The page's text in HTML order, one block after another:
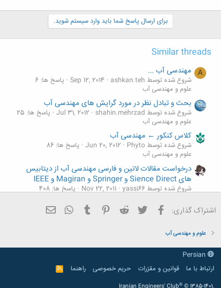
و
برای ارسال پاسخ شما باید وارد سیستم شوید.
Similar threads
A مهندسی آب ...
شروع شده توسط ashkan.teh Sep 12, 2014 پاسخ ها: 6
علوم و مهندسی آب
بحث و تبادل نظر در مورد گرایش های مهندسی آب
شروع شده توسط shahin.mehrzad Jul 31, 2012 پاسخ ها: 25
علوم و مهندسی آب
کلاس کنکور ← مهندسی آب
شروع شده توسط Phyto Jun 20, 2012 پاسخ ها: 86
علوم و مهندسی آب
درخواست مقالات لاتین و فارسی مهندسی آب از دیتابیس
های Sience Direct و Springer و Magiran و IEEE
شروع شده توسط yassi66 Nov 22, 2011
پاسخ ها: 408
سوال و درخواست مطلب مهندسی آب
علوم و مهندسی آب
اشتراک گذاری: فیسبوک تویتر Reddit
Pinterest
Tumblr
WhatsApp
علوم و مهندسی آب
ارتباط با ما
قوانین و مقرّرات حریم خصوصی راهنما
R
S
®